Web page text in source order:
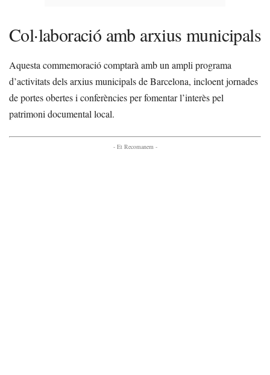
Col·laboració amb arxius municipals
Aquesta commemoració comptarà amb un ampli programa
d’activitats dels arxius municipals de Barcelona, incloent jornades
de portes obertes i conferències per fomentar l’interès pel
patrimoni documental local.
- Et Recomanem -